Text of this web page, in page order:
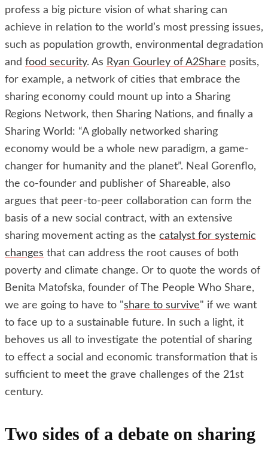
profess a big picture vision of what sharing can
achieve in relation to the world’s most pressing issues,
such as population growth, environmental degradation
and food security. As Ryan Gourley of A2Share posits,
for example, a network of cities that embrace the
sharing economy could mount up into a Sharing
Regions Network, then Sharing Nations, and finally a
Sharing World: “A globally networked sharing
economy would be a whole new paradigm, a game-
changer for humanity and the planet”. Neal Gorenflo,
the co-founder and publisher of Shareable, also
argues that peer-to-peer collaboration can form the
basis of a new social contract, with an extensive
sharing movement acting as the catalyst for systemic
changes that can address the root causes of both
poverty and climate change. Or to quote the words of
Benita Matofska, founder of The People Who Share,
we are going to have to "share to survive" if we want
to face up to a sustainable future. In such a light, it
behoves us all to investigate the potential of sharing
to effect a social and economic transformation that is
sufficient to meet the grave challenges of the 21st
century.
Two sides of a debate on sharing